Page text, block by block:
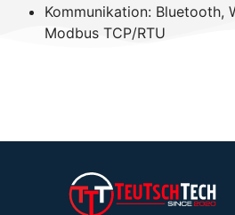
Kommunikation: Bluetooth,
Modbus TCP/RTU